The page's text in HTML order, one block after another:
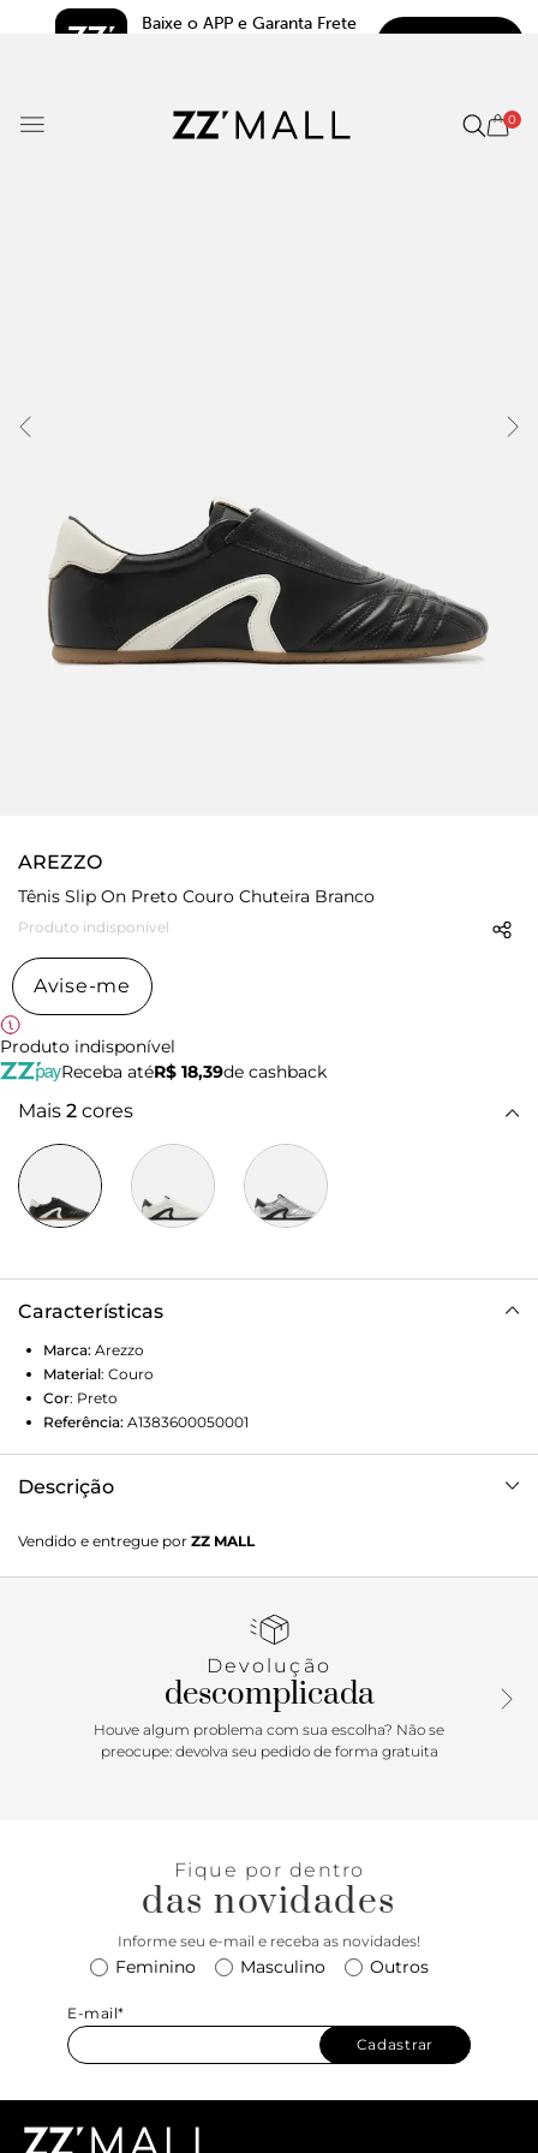
Baixe o APP e Garanta Frete
0
AREZZO
Tênis Slip On Preto Couro Chuteira Branco
Produto indisponível
Avise-me
Produto indisponível
Receba atéR$ 18,39de cashback
Mais 2 cores
Características
Marca: Arezzo
Material: Couro
Cor: Preto
Referência: A1383600050001
Descrição
emborrachada, flat e bege. Traz costuras na parte frontal e
aplicação em couro branco no calcanhar e laterais. Com
couro sobre a lingueta, que facilita o calce, e tag do nome
Vendido e entregue por ZZ MALL
Devolução
descomplicada
Houve algum problema com sua escolha? Não se
preocupe: devolva seu pedido de forma gratuita
Fique por dentro
das novidades
Informe seu e-mail e receba as novidades!
Feminino Masculino Outros
E-mail*
Cadastrar